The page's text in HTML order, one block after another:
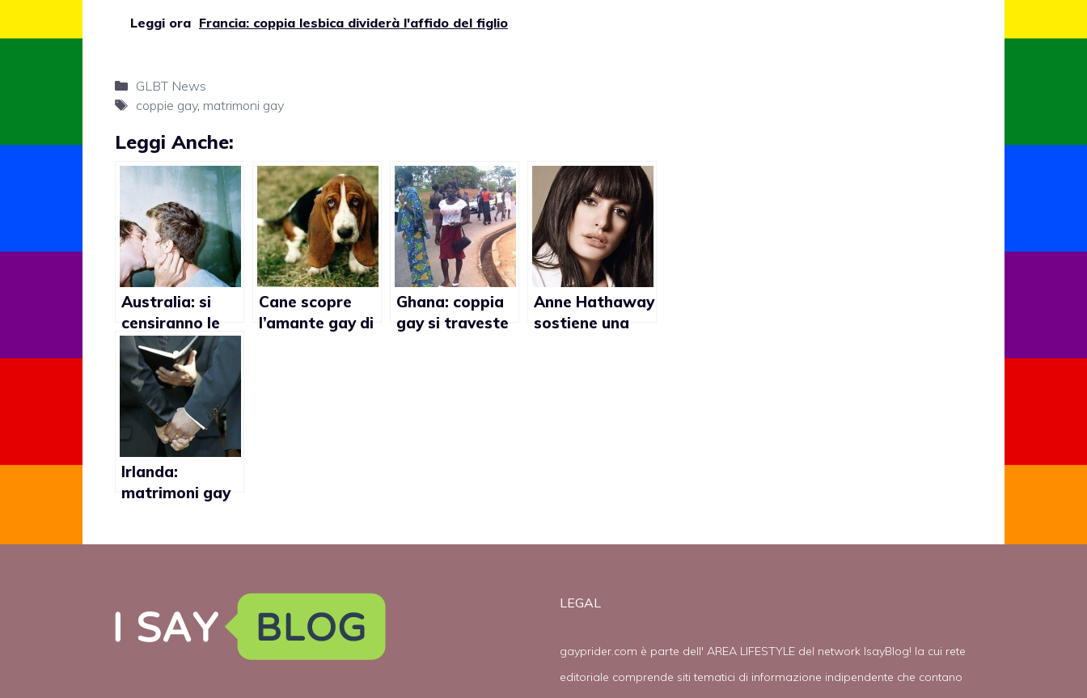
Leggi ora Francia: coppia lesbica dividerà l'affido del figlio
Categorie
GLBT News
Tag
coppie gay, matrimoni gay
Leggi Anche:
Australia: si
censiranno le
coppie gay
Cane scopre
l’amante gay di
Ghana: coppia
gay si traveste
Anne Hathaway
sostiene una
Irlanda:
matrimoni gay
LEGAL
gayprider.com è parte dell' AREA LIFESTYLE del network IsayBlog! la cui rete
editoriale comprende siti tematici di informazione indipendente che contano